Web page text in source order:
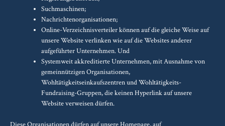
Suchmaschinen;
Nachrichtenorganisationen;
Online-Verzeichnisverteiler können auf die gleiche Weise auf
unsere Website verlinken wie auf die Websites anderer
aufgeführter Unternehmen. Und
Systemweit akkreditierte Unternehmen, mit Ausnahme von
gemeinnützigen Organisationen,
Wohltätigkeitseinkaufszentren und Wohltätigkeits-
Fundraising-Gruppen, die keinen Hyperlink auf unsere
Website verweisen dürfen.